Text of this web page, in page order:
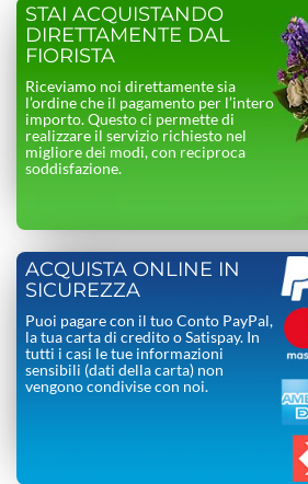
STAI ACQUISTANDO
DIRETTAMENTE DAL
FIORISTA
Riceviamo noi direttamente sia
l’ordine che il pagamento per l’intero
importo. Questo ci permette di
realizzare il servizio richiesto nel
migliore dei modi, con reciproca
soddisfazione.
ACQUISTA ONLINE IN
SICUREZZA
Puoi pagare con il tuo Conto PayPal,
la tua carta di credito o Satispay. In
tutti i casi le tue informazioni
sensibili (dati della carta) non
vengono condivise con noi.